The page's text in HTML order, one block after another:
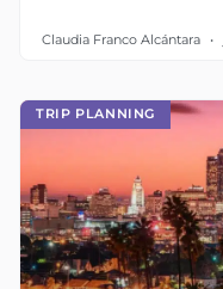
Claudia Franco Alcántara
TRIP PLANNING